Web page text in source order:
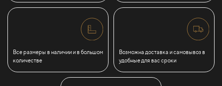
Все размеры в наличии и в большом
количестве
Возможна доставка и самовывоз в
удобные для вас сроки